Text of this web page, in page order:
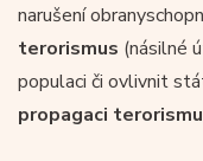
narušení
terorismus (násilné
populaci či ovlivnit
propagaci terorismu